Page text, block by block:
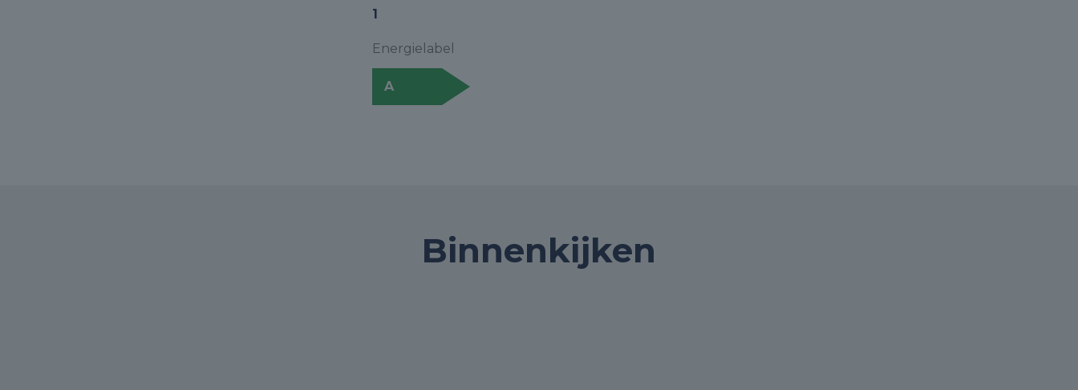
1
Energielabel
A
Binnenkijken